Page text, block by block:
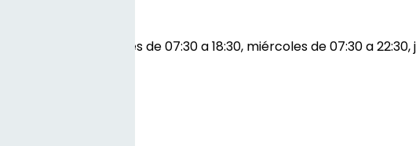
08:00 a 22:00, martes de 07:30 a 18:30, miércoles de 07:30 a